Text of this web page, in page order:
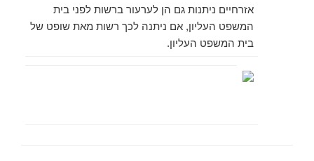
אזרחיים ניתנות גם הן לערעור ברשות לפני בית
המשפט העליון, אם ניתנה לכך רשות מאת שופט של
בית המשפט העליון.